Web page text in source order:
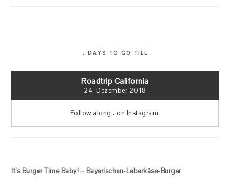
..DAYS TO GO TILL
Roadtrip California
24. Dezember 2018
Follow along...on Instagram.
It’s Burger Time Baby! – Bayerischen-Leberkäse-Burger